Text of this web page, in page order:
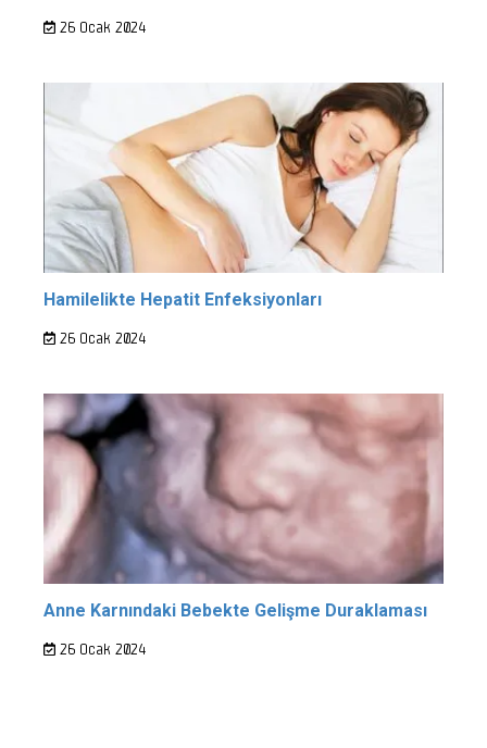
26 Ocak 2024
Hamilelikte Hepatit Enfeksiyonları
26 Ocak 2024
Anne Karnındaki Bebekte Gelişme Duraklaması
26 Ocak 2024